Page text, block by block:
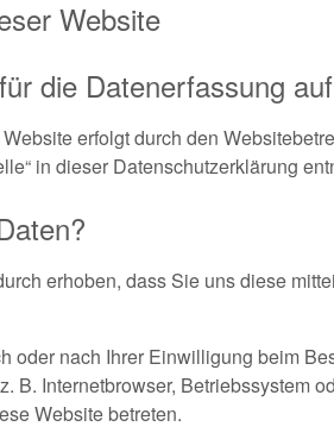
Website
die Datenerfassung
erfolgt durch den
in dieser Datenschutzerklärung
erhoben, dass Sie uns diese
oder nach Ihrer Einwilligung beim
B. Internetbrowser, Betriebssystem
Website betreten.